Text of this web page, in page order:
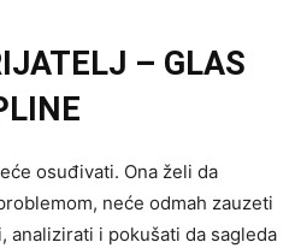
– GLAS
osuđivati. Ona želi da
neće odmah zauzeti
analizirati i pokušati da sagleda